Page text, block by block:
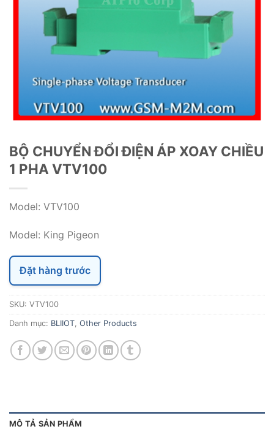
BỘ CHUYỂN ĐỔI ĐIỆN ÁP XOAY CHIỀU
1 PHA VTV100
Model: VTV100
Model: King Pigeon
Đặt hàng trước
SKU: VTV100
Danh mục: BLIIOT Other Products
MÔ TẢ SẢN PHẨM